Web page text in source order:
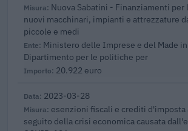
Nuova Sabatini - Finanziamenti per
nuovi macchinari, impianti e attrezzature
piccole e medi
Ministero delle Imprese e del Made
Dipartimento per le politiche per
20.922 euro
2023-03-28
esenzioni fiscali e crediti d'imposta
seguito della crisi economica causata